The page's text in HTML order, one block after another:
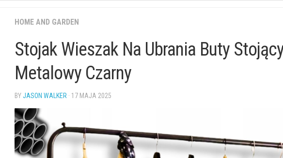
HOME AND GARDEN
Stojak Wieszak Na Ubrania Buty
Metalowy Czarny
BYJASON WALKER · 17 MAJA 2025